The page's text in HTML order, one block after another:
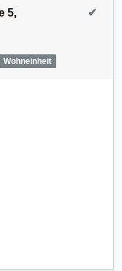
5,
Wohneinheit
✔